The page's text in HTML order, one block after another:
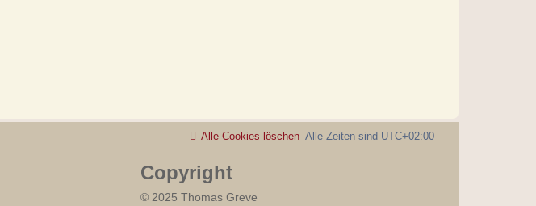
Alle Zeiten sind UTC+02:00
Alle Cookies löschen
Copyright
© 2025 Thomas Greve